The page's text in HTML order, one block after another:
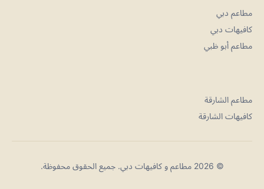
مطاعم دبي
كافيهات دبي
مطاعم أبو ظبي
مطاعم الشارقة
كافيهات الشارقة
© 2026 مطاعم و كافيهات دبي. جميع الحقوق محفوظة.